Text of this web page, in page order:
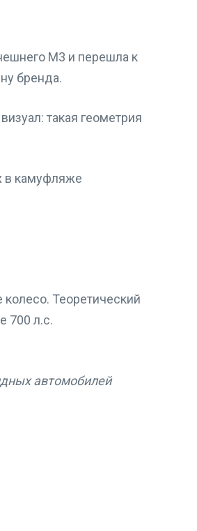
M3 и перешла к
бренда.
такая геометрия
Теоретический
700 л.с.
автомобилей